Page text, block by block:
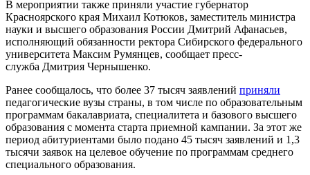
В мероприятии также приняли участие губернатор
Красноярского края Михаил Котюков, заместитель министра
науки и высшего образования России Дмитрий Афанасьев,
исполняющий обязанности ректора Сибирского федерального
университета Максим Румянцев, сообщает пресс-
служба Дмитрия Чернышенко.
Ранее сообщалось, что более 37 тысяч заявлений приняли
педагогические вузы страны, в том числе по образовательным
программам бакалавриата, специалитета и базового высшего
образования с момента старта приемной кампании. За этот же
период абитуриентами было подано 45 тысяч заявлений и 1,3
тысячи заявок на целевое обучение по программам среднего
специального образования.